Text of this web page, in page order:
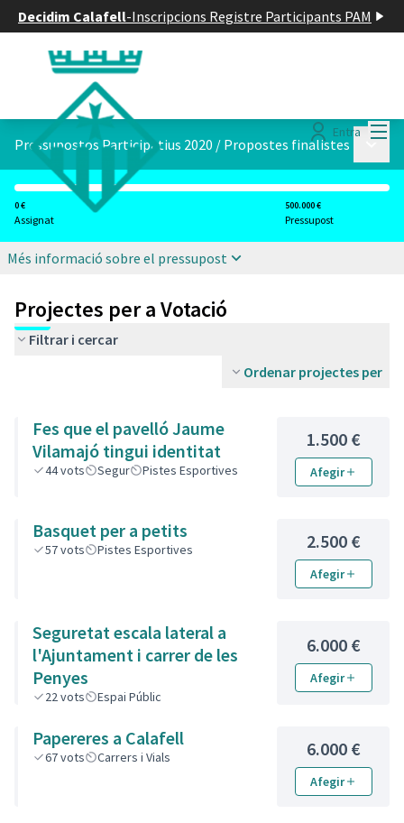
Decidim Calafell-Inscripcions Registre Participants PAM
Entra
Pressupostos Participatius 2020 / Propostes finalistes
0 €
Assignat
500.000 €
Pressupost
Més informació sobre el pressupost
Projectes per a Votació
Filtrar i cercar
Ordenar projectes per
Fes que el pavelló Jaume
Vilamajó tingui identitat
44vots Segur Pistes Esportives
1.500 €
Afegir
Basquet per a petits
57vots Pistes Esportives 2.500 €
Afegir
Seguretat escala lateral a
l'Ajuntament i carrer de les
Penyes
22vots Espai Públic
6.000 €
Afegir
Papereres a Calafell
67vots Carrers i Vials 6.000 €
Afegir